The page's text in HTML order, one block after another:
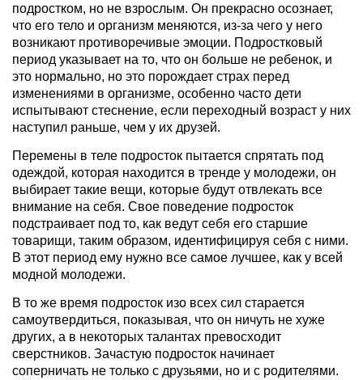
подростком, но не взрослым. Он прекрасно осознает,
что его тело и организм меняются, из-за чего у него
возникают противоречивые эмоции. Подростковый
период указывает на то, что он больше не ребенок, и
это нормально, но это порождает страх перед
изменениями в организме, особенно часто дети
испытывают стеснение, если переходный возраст у них
наступил раньше, чем у их друзей.
Перемены в теле подросток пытается спрятать под
одеждой, которая находится в тренде у молодежи, он
выбирает такие вещи, которые будут отвлекать все
внимание на себя. Свое поведение подросток
подстраивает под то, как ведут себя его старшие
товарищи, таким образом, идентифицируя себя с ними.
В этот период ему нужно все самое лучшее, как у всей
модной молодежи.
В то же время подросток изо всех сил старается
самоутвердиться, показывая, что он ничуть не хуже
других, а в некоторых талантах превосходит
сверстников. Зачастую подросток начинает
соперничать не только с друзьями, но и с родителями.